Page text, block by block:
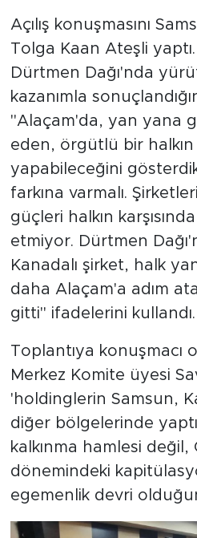
Açılış konuşmasını
Tolga Kaan Ateşli
Dürtmen Dağı'nda
kazanımla
"Alaçam'da, yan yana
eden, örgütlü bir
yapabileceğini
farkına varmalı.
güçleri halkın
etmiyor. Dürtmen
Kanadalı şirket, halk
daha Alaçam'a adım
gitti" ifadelerini kullandı.
Toplantıya konuşmacı
Merkez Komite üyesi
'holdinglerin Samsun,
diğer bölgelerinde
kalkınma hamlesi değil,
dönemindeki
egemenlik devri